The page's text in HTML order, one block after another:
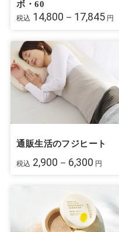
ボ・60
税込 14,800－17,845 円
通販生活のフジヒート
税込 2,900－6,300 円